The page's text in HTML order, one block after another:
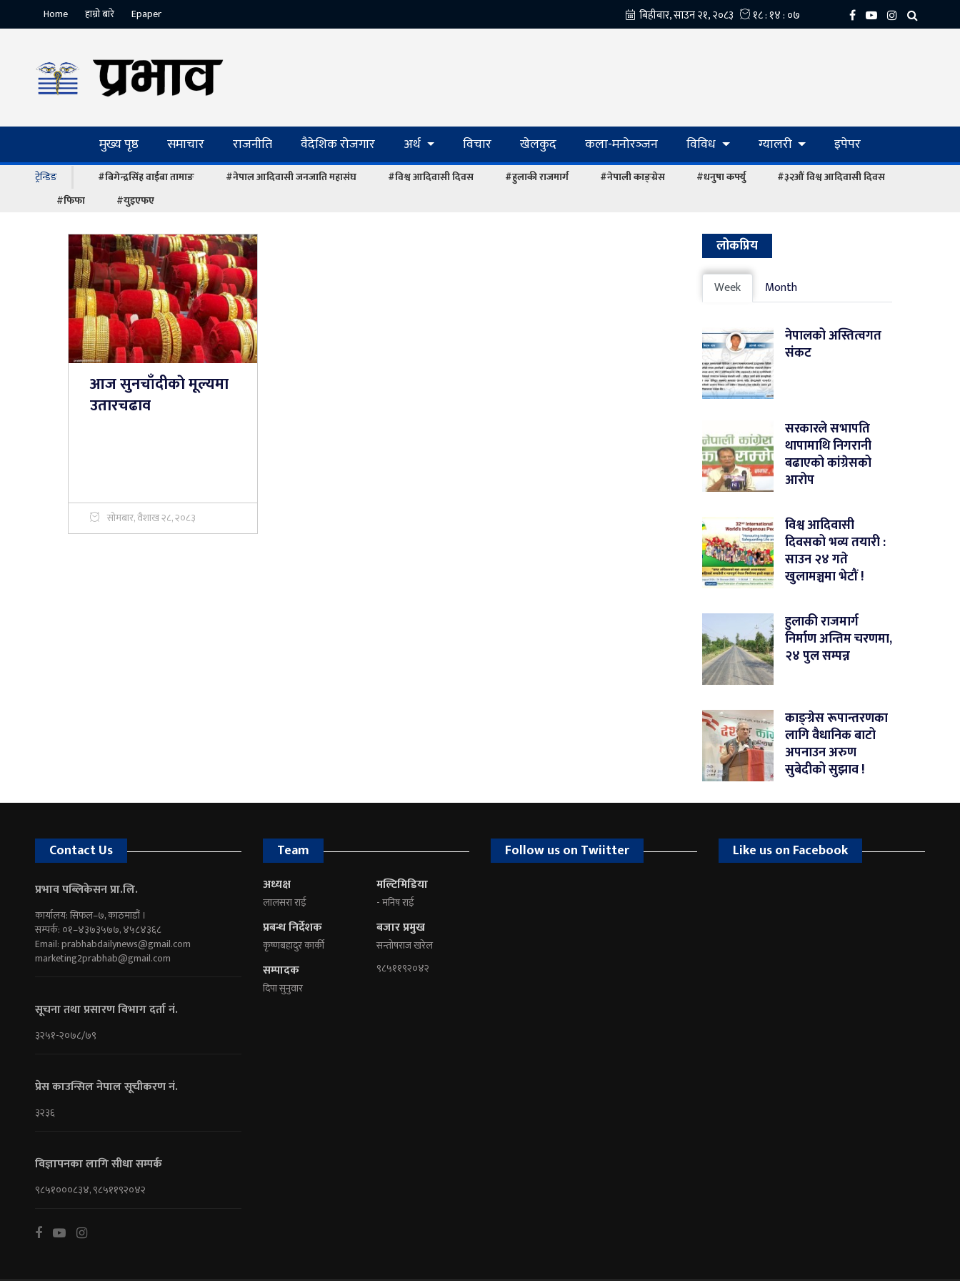
Home हाम्रो बारे Epaper
मुख्य पृष्ठ समाचार राजनीति वैदेशिक रोजगार अर्थ विचार खेलकुद कला-मनोरञ्‍जन विविध ग्यालरी इपेपर
ट्रेन्डिङ #बिगेन्द्रसिंह वाईबा तामाङ #नेपाल आदिवासी जनजाति महासंघ #विश्व आदिवासी दिवस #हुलाकी राजमार्ग #नेपाली काङ्ग्रेस #धनुषा कर्फ्यु
#३२औं विश्व आदिवासी दिवस
#फिफा
#युइएफए
आज सुनचाँदीकाे मूल्यमा
उतारचढाव
सोमबार, वैशाख २८, २०८३
लोकप्रिय
Week Month
नेपालको अस्तित्वगत
संकट
सरकारले सभापति
थापामाथि निगरानी
बढाएको कांग्रेसको
आरोप
विश्व आदिवासी
दिवसको भव्य तयारी :
साउन २४ गते
खुलामञ्चमा भेटौं !
हुलाकी राजमार्ग
निर्माण अन्तिम चरणमा,
२४ पुल सम्पन्न
काङ्ग्रेस रूपान्तरणका
लागि वैधानिक बाटो
अपनाउन अरुण
सुबेदीको सुझाव !
Contact Us
प्रभाव पब्लिकेसन प्रा.लि.
कार्यालय: सिफल–७, काठमाडौं ।
सम्पर्क: ०१–४३७३५७७, ४५८४३६८
Email:prabhabdailynews@gmail.com
marketing2prabhab@gmail.com
सूचना तथा प्रसारण विभाग दर्ता नं.
३२५१-२०७८/७९
प्रेस काउन्सिल नेपाल सूचीकरण नं.
३२३६
विज्ञापनका लागि सीधा सम्पर्क
९८५१०००८३४, ९८५११९२०४२
Team
अध्यक्ष
लालसरा राई
प्रबन्ध निर्देशक
कृष्णबहादुर कार्की
सम्पादक
दिपा सुनुवार
मल्टिमिडिया
- मनिष राई
बजार प्रमुख
सन्तोषराज खरेल
९८५११९२०४२
Follow us on Twiitter Like us on Facebook